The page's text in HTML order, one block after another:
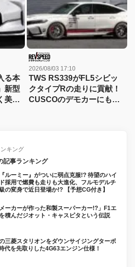
る本
新型
美し
2026/08/03 17:10
TWS RS339がFL5シビッ
クタイプRの走りに貢献！
CUSCOのデモカーにも装
キング
記事ランキング
『ルーミー』がついに弱点克服!? 待望のハイ
採用で燃費も走りも大進化、フルモデルチ
の変身で近日登場か!? 【予想CG付き】
メーカーが作った和製スーパーカー!?」F1エ
積んだジオット・キャスピタという伝説
の三菱スタリオンをダウンサイジングターボ
代を先取りした4G63エンジン仕様！